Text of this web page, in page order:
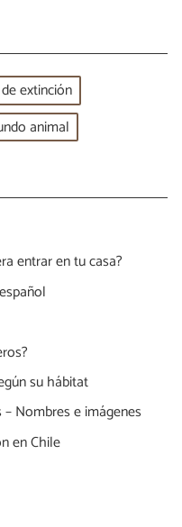
extinción
animal
entrar en tu casa?
su hábitat
Nombres e imágenes
en Chile